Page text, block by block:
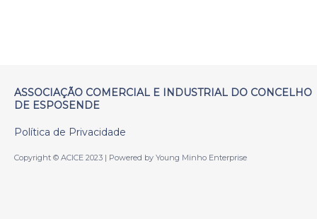
ASSOCIAÇÃO COMERCIAL E INDUSTRIAL DO CONCELHO
DE ESPOSENDE
Política de Privacidade
Copyright © ACICE 2023 | Powered by Young Minho Enterprise